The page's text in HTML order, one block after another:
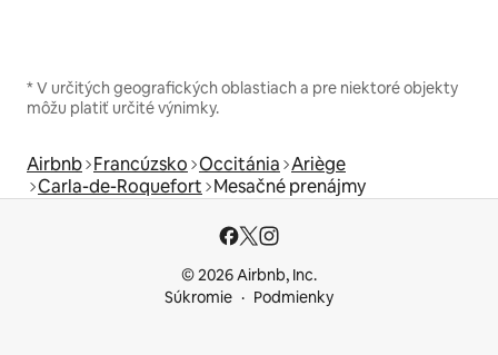
* V určitých geografických oblastiach a pre niektoré objekty
môžu platiť určité výnimky.
Airbnb Francúzsko Occitánia Ariège
Carla-de-Roquefort Mesačné prenájmy
© 2026 Airbnb, Inc.
Súkromie
Podmienky